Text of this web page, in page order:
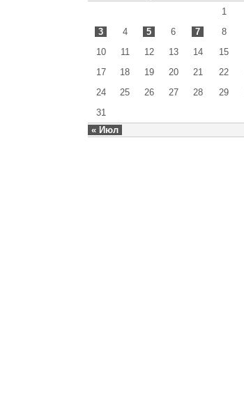
« Июл
1
3
4 5 6 7 8
10
11 12 13 14 15
17
18 19 20 21 22
24
25 26 27 28 29
31